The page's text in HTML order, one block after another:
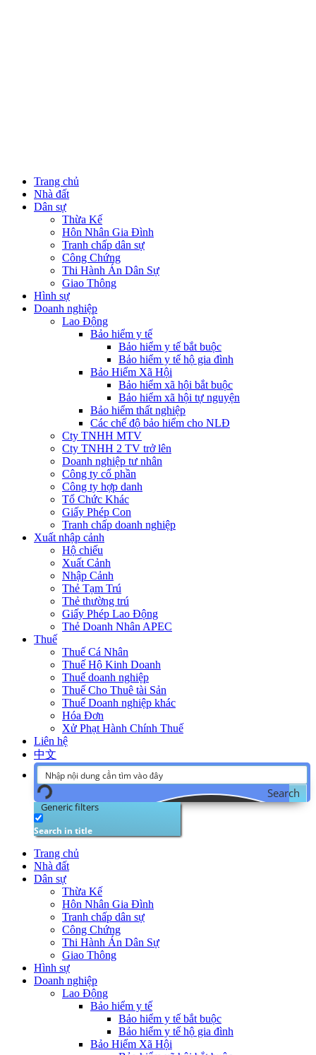
Trang chủ
Nhà đất
Dân sự
Thừa Kế
Hôn Nhân Gia Đình
Tranh chấp dân sự
Công Chứng
Thi Hành Án Dân Sự
Giao Thông
Hình sự
Doanh nghiệp
Lao Động
Bảo hiểm y tế
Bảo hiểm y tế bắt buộc
Bảo hiểm y tế hộ gia đình
Bảo Hiểm Xã Hội
Bảo hiểm xã hội bắt buộc
Bảo hiểm xã hội tự nguyện
Bảo hiểm thất nghiệp
Các chế độ bảo hiểm cho NLĐ
Cty TNHH MTV
Cty TNHH 2 TV trở lên
Doanh nghiệp tư nhân
Công ty cổ phần
Công ty hợp danh
Tổ Chức Khác
Giấy Phép Con
Tranh chấp doanh nghiệp
Xuất nhập cảnh
Hộ chiếu
Xuất Cảnh
Nhập Cảnh
Thẻ Tạm Trú
Thẻ thường trú
Giấy Phép Lao Động
Thẻ Doanh Nhân APEC
Thuế
Thuế Cá Nhân
Thuế Hộ Kinh Doanh
Thuế doanh nghiệp
Thuế Cho Thuê tài Sản
Thuế Doanh nghiệp khác
Hóa Đơn
Xử Phạt Hành Chính Thuế
Liên hệ
中文
Search
Generic filters
Search in title
Trang chủ
Nhà đất
Dân sự
Thừa Kế
Hôn Nhân Gia Đình
Tranh chấp dân sự
Công Chứng
Thi Hành Án Dân Sự
Giao Thông
Hình sự
Doanh nghiệp
Lao Động
Bảo hiểm y tế
Bảo hiểm y tế bắt buộc
Bảo hiểm y tế hộ gia đình
Bảo Hiểm Xã Hội